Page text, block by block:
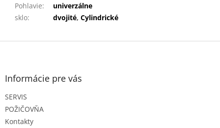
Pohlavie:
univerzálne
sklo: dvojité, Cylindrické
Z
Informácie pre vás
SERVIS
POŽIČOVŇA
Kontakty